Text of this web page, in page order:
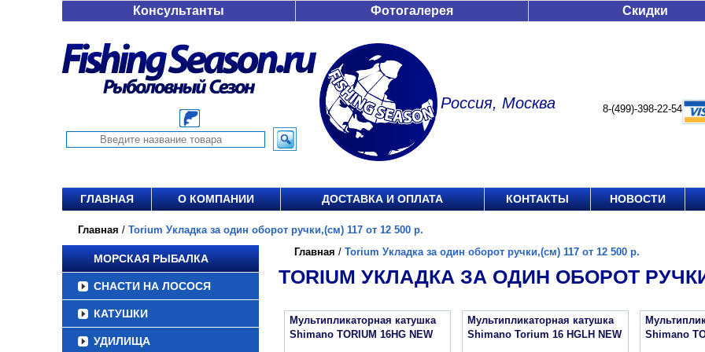
Консультанты Фотогалерея Скидки
Россия, Москва 8-(499)-398-22-54
ГЛАВНАЯ О КОМПАНИИ ДОСТАВКА И ОПЛАТА КОНТАКТЫ НОВОСТИ
Главная / Torium Укладка за один оборот ручки,(см) 117 от 12 500 р.
МОРСКАЯ РЫБАЛКА
СНАСТИ НА ЛОСОСЯ
КАТУШКИ
УДИЛИЩА
Главная / Torium Укладка за один оборот ручки,(см) 117 от 12 500 р.
TORIUM УКЛАДКА ЗА ОДИН ОБОРОТ
Мультипликаторная катушка
Shimano TORIUM 16HG NEW
Мультипликаторная катушка
Shimano Torium 16 HGLH NEW
Shimano